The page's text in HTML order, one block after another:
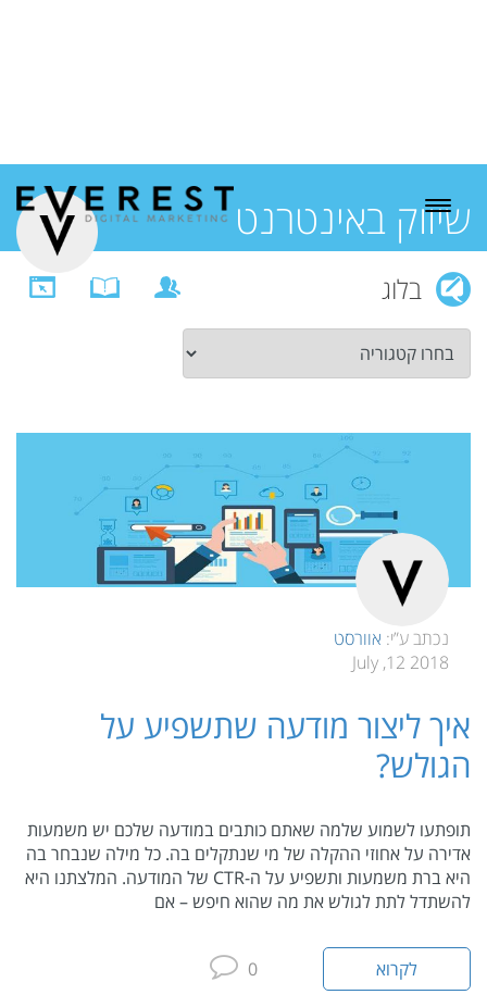
בלוג
שיווק באינטרנט
נכתב ע”י: אוורסט
2018 12, July
איך ליצור מודעה שתשפיע על
הגולש?
תופתעו לשמוע שלמה שאתם כותבים במודעה שלכם יש משמעות
אדירה על אחוזי ההקלה של מי שנתקלים בה. כל מילה שנבחר בה
היא ברת משמעות ותשפיע על ה-CTR של המודעה. המלצתנו היא
להשתדל לתת לגולש את מה שהוא חיפש – אם
לקרוא 0